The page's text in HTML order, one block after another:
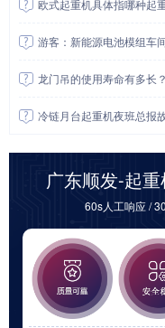
欧式起重机具体指哪种起
游客：新能源电池模组车间选欧式
龙门吊的使用寿命有多长？
冷链月台起重机夜班总报故障
广东顺发-起
60s人工响应 /